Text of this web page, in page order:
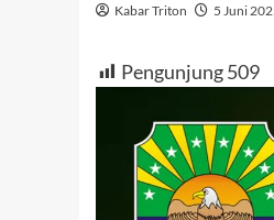
Kabar Triton 5 Juni
Pengunjung509